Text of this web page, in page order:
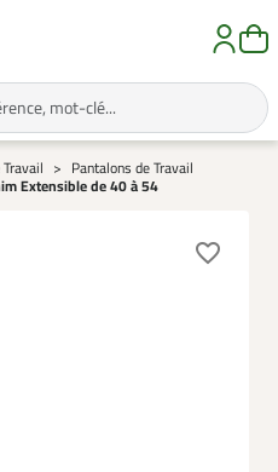
Pantalons de Travail
Extensible de 40 à 54
favorite_border